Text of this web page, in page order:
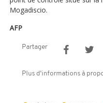
Mogadiscio.
AFP
Partager
Plus d'informations à